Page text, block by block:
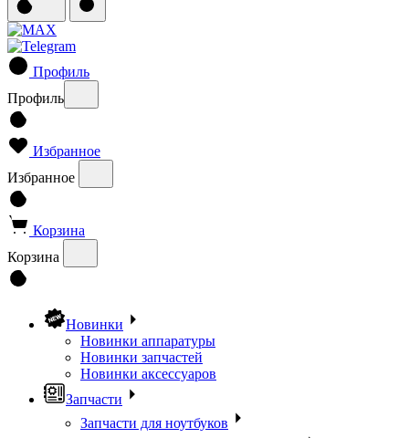
Профиль
Профиль
Избранное
Избранное
Корзина
Корзина
Новинки
Новинки аппаратуры
Новинки запчастей
Новинки аксессуаров
Запчасти
Запчасти для ноутбуков